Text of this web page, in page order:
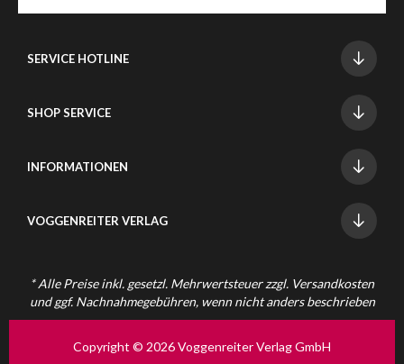
SERVICE HOTLINE
SHOP SERVICE
INFORMATIONEN
VOGGENREITER VERLAG
* Alle Preise inkl. gesetzl. Mehrwertsteuer zzgl. Versandkosten
und ggf. Nachnahmegebühren, wenn nicht anders beschrieben
Copyright © 2026 Voggenreiter Verlag GmbH